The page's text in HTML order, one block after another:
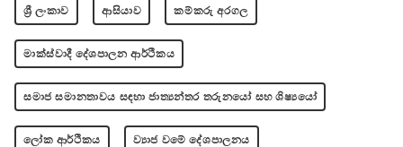
ශ්‍රී ලංකාව ආසියාව කම්කරු අරගල
මාක්ස්වාදී දේශපාලන ආර්ථිකය
සමාජ සමානතාවය සඳහා ජාත්‍යන්තර තරුනයෝ සහ ශිෂ්‍යයෝ
ලෝක ආර්ථිකය ව්‍යාජ වමේ දේශපාලනය